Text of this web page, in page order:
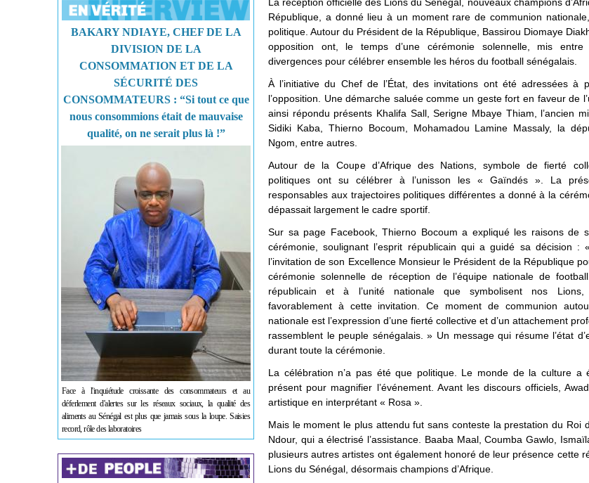
BAKARY NDIAYE, CHEF DE LA
DIVISION DE LA
CONSOMMATION ET DE LA
SÉCURITÉ DES
CONSOMMATEURS : “Si tout ce que
nous consommions était de mauvaise
qualité, on ne serait plus là !”
Face à l'inquiétude croissante des consommateurs et au
déferlement d'alertes sur les réseaux sociaux, la qualité des
aliments au Sénégal est plus que jamais sous la loupe. Saisies
record, rôle des laboratoires
République, a donné lieu à un moment rare de communion
politique. Autour du Président de la République, Bassirou Diomaye
opposition ont, le temps d’une cérémonie solennelle, mis entre
divergences pour célébrer ensemble les héros du football sénégalais.
À l’initiative du Chef de l’État, des invitations ont été adressées à
l’opposition. Une démarche saluée comme un geste fort en faveur de
ainsi répondu présents Khalifa Sall, Serigne Mbaye Thiam, l’ancien
Sidiki Kaba, Thierno Bocoum, Mohamadou Lamine Massaly, la
Ngom, entre autres.
Autour de la Coupe d’Afrique des Nations, symbole de fierté
politiques ont su célébrer à l’unisson les « Gaïndés ». La
responsables aux trajectoires politiques différentes a donné à la
dépassait largement le cadre sportif.
Sur sa page Facebook, Thierno Bocoum a expliqué les raisons de
cérémonie, soulignant l’esprit républicain qui a guidé sa décision :
l’invitation de son Excellence Monsieur le Président de la République
cérémonie solennelle de réception de l’équipe nationale de
républicain et à l’unité nationale que symbolisent nos Lions,
favorablement à cette invitation. Ce moment de communion
nationale est l’expression d’une fierté collective et d’un attachement
rassemblent le peuple sénégalais. » Un message qui résume l’état
durant toute la cérémonie.
La célébration n’a pas été que politique. Le monde de la culture a
présent pour magnifier l’événement. Avant les discours officiels,
artistique en interprétant « Rosa ».
Mais le moment le plus attendu fut sans conteste la prestation du Roi
Ndour, qui a électrisé l’assistance. Baaba Maal, Coumba Gawlo,
plusieurs autres artistes ont également honoré de leur présence cette
Lions du Sénégal, désormais champions d’Afrique.